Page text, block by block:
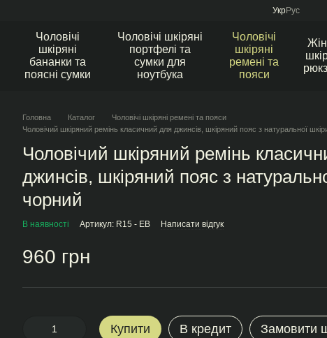
УкрРус
Чоловічі
шкіряні
бананки та
поясні сумки
Чоловічі шкіряні
портфелі та
сумки для
ноутбука
Чоловічі
шкіряні
ремені та
пояси
Головна Каталог
Чоловічі шкіряні ремені та пояси
Чоловічий шкіряний ремінь класичний для джинсів, шкіряний пояс з натуральної
Чоловічий шкіряний ремінь
джинсів, шкіряний пояс з
чорний
В наявності Артикул: R15 - EB Написати відгук
960 грн
Купити В кредит Замовити